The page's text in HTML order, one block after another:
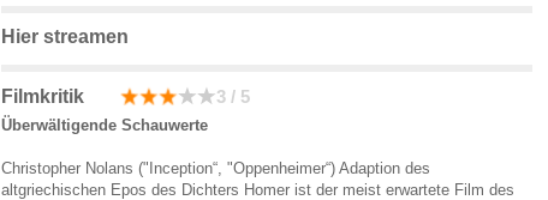
Hier streamen
Filmkritik 3 / 5
Überwältigende Schauwerte
Christopher Nolans ("Inception“, "Oppenheimer“) Adaption des
altgriechischen Epos des Dichters Homer ist der meist erwartete Film des